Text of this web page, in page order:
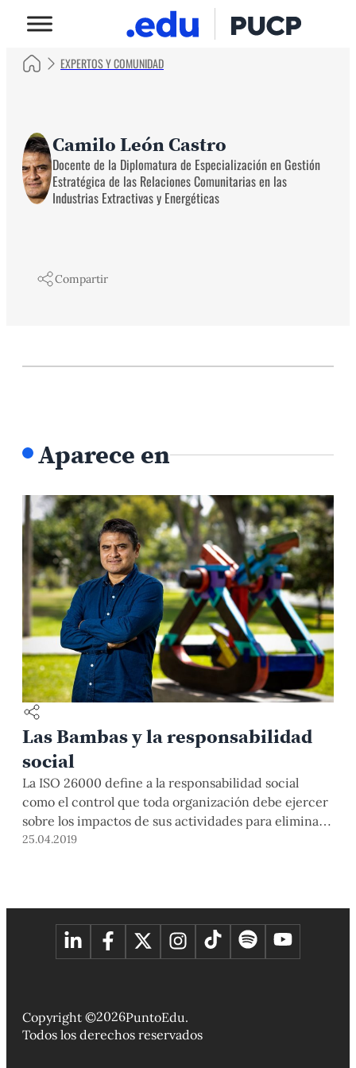
EXPERTOS Y COMUNIDAD
Camilo León Castro
Docente de la Diplomatura de Especialización en Gestión
Estratégica de las Relaciones Comunitarias en las
Industrias Extractivas y Energéticas
Compartir
Aparece en
Las Bambas y la responsabilidad
social
La ISO 26000 define a la responsabilidad social
como el control que toda organización debe ejercer
sobre los impactos de sus actividades para eliminar
o mitigar aquellos que afecten negativamente a sus
25.04.2019
Copyright ©2026PuntoEdu.
Todos los derechos reservados